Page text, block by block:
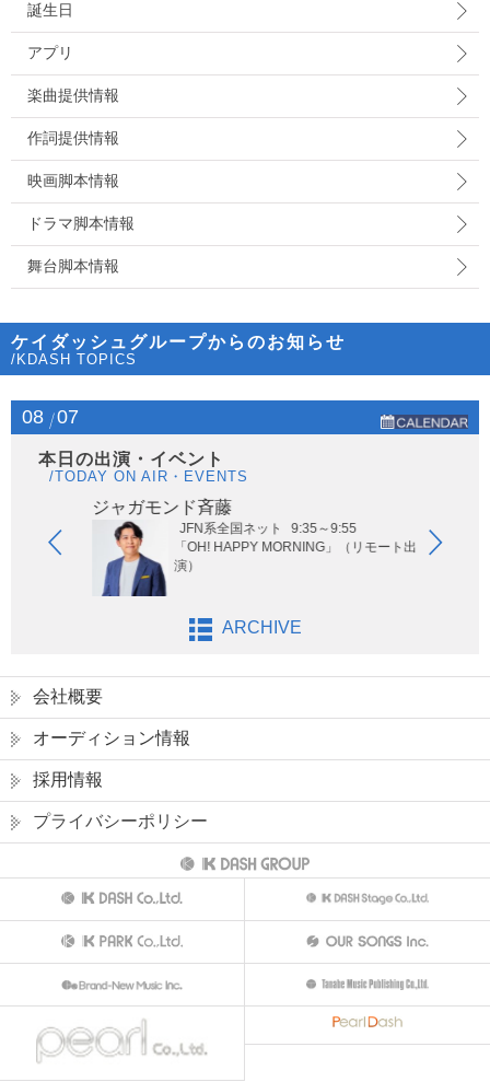
誕生日
アプリ
楽曲提供情報
作詞提供情報
映画脚本情報
ドラマ脚本情報
舞台脚本情報
ケイダッシュグループからのお知らせ
/KDASH TOPICS
08 07
本日の出演・イベント
/TODAY ON AIR・EVENTS
ジャガモンド斉藤
JFN系全国ネット 9:35～9:55
「OH! HAPPY MORNING」（リモート出
演）
ARCHIVE
会社概要
オーディション情報
採用情報
プライバシーポリシー